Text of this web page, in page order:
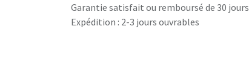
Garantie satisfait ou remboursé de 30 jours
Expédition : 2-3 jours ouvrables